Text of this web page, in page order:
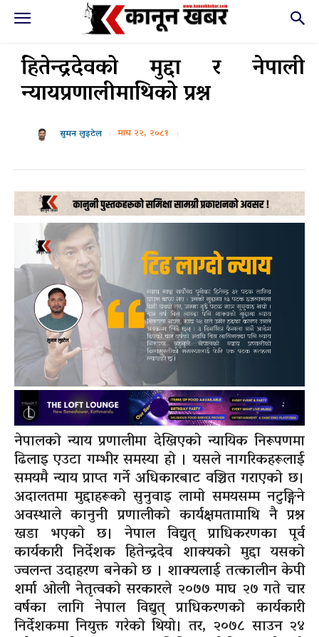
हितेन्द्रदेवको मुद्दा र नेपाली
न्यायप्रणालीमाथिको प्रश्न
सुमन लुइटेल माघ २२, २०८१
नेपालको न्याय प्रणालीमा देखिएको न्यायिक निरूपणमा
ढिलाइ एउटा गम्भीर समस्या हो । यसले नागरिकहरूलाई
समयमै न्याय प्राप्त गर्ने अधिकारबाट वञ्चित गराएको छ।
अदालतमा मुद्दाहरूको सुनुवाइ लामो समयसम्म नटुङ्गिने
अवस्थाले कानुनी प्रणालीको कार्यक्षमतामाथि नै प्रश्न
खडा भएको छ। नेपाल विद्युत् प्राधिकरणका पूर्व
कार्यकारी निर्देशक हितेन्द्रदेव शाक्यको मुद्दा यसको
ज्वलन्त उदाहरण बनेको छ । शाक्यलाई तत्कालीन केपी
शर्मा ओली नेतृत्वको सरकारले २०७७ माघ २७ गते चार
वर्षका लागि नेपाल विद्युत् प्राधिकरणको कार्यकारी
निर्देशकमा नियुक्त गरेको थियो। तर, २०७८ साउन २४